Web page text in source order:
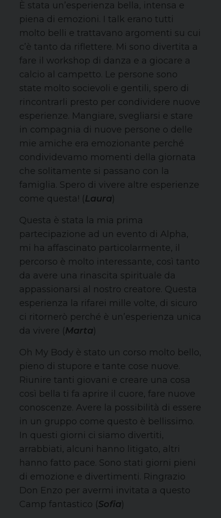
È stata un’esperienza bella, intensa e
piena di emozioni. I talk erano tutti
molto belli e trattavano argomenti su cui
c’è tanto da riflettere. Mi sono divertita a
fare il workshop di danza e a giocare a
calcio al campetto. Le persone sono
state molto socievoli e gentili, spero di
rincontrarli presto per condividere nuove
esperienze. Mangiare, svegliarsi e stare
in compagnia di nuove persone o delle
mie amiche era emozionante perché
condividevamo momenti della giornata
che solitamente si passano con la
famiglia. Spero di vivere altre esperienze
come questa! (Laura)
Questa è stata la mia prima
partecipazione ad un evento di Alpha,
mi ha affascinato particolarmente, il
percorso è molto interessante, così tanto
da avere una rinascita spirituale da
appassionarsi al nostro creatore. Questa
esperienza la rifarei mille volte, di sicuro
ci ritornerò perché è un’esperienza unica
da vivere (Marta)
Oh My Body è stato un corso molto bello,
pieno di stupore e tante cose nuove.
Riunire tanti giovani e creare una cosa
così bella ti fa aprire il cuore, fare nuove
conoscenze. Avere la possibilità di essere
in un gruppo come questo è bellissimo.
In questi giorni ci siamo divertiti,
arrabbiati, alcuni hanno litigato, altri
hanno fatto pace. Sono stati giorni pieni
di emozione e divertimenti. Ringrazio
Don Enzo per avermi invitata a questo
Camp fantastico (Sofia)